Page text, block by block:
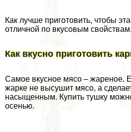
Как лучше приготовить, чтобы
отличной по вкусовым
Как вкусно приготовить
Самое вкусное мясо – жареное.
жарке не высушит мясо, а
насыщенным. Купить тушку
осенью.